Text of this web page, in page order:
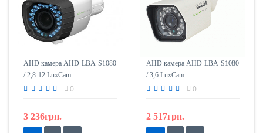
AHD камера AHD-LBA-S1080
/ 2,8-12 LuxCam
0
3 236грн.
AHD камера AHD-LBA-S1080
/ 3,6 LuxCam
0
2 517грн.